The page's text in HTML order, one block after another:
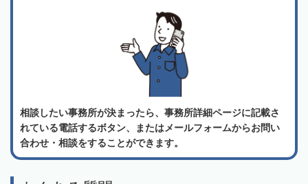
相談したい事務所が決まったら、事務所詳細ページに記載さ
れている電話するボタン、またはメールフォームからお問い
合わせ・相談をすることができます。